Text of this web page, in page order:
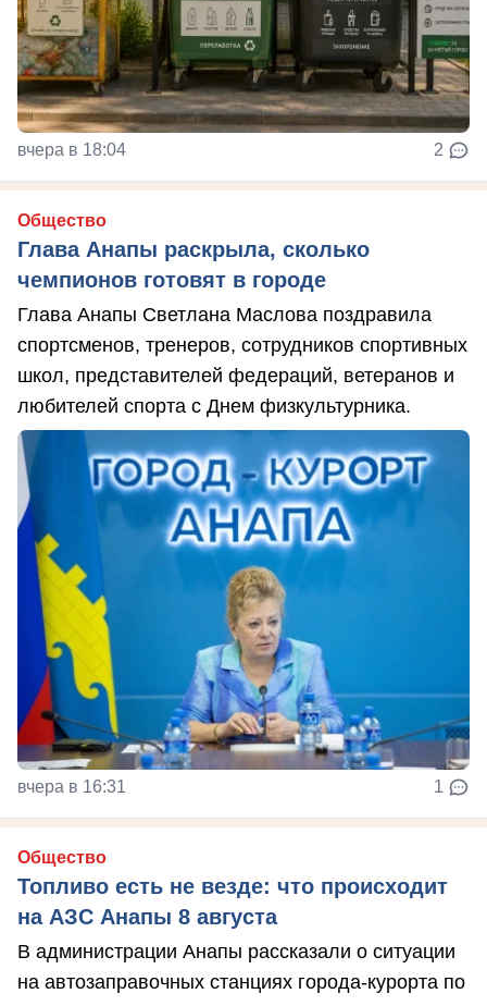
вчера в 18:04 2
Общество
Глава Анапы раскрыла, сколько
чемпионов готовят в городе
Глава Анапы Светлана Маслова поздравила
спортсменов, тренеров, сотрудников спортивных
школ, представителей федераций, ветеранов и
любителей спорта с Днем физкультурника.
вчера в 16:31 1
Общество
Топливо есть не везде: что происходит
на АЗС Анапы 8 августа
В администрации Анапы рассказали о ситуации
на автозаправочных станциях города-курорта по